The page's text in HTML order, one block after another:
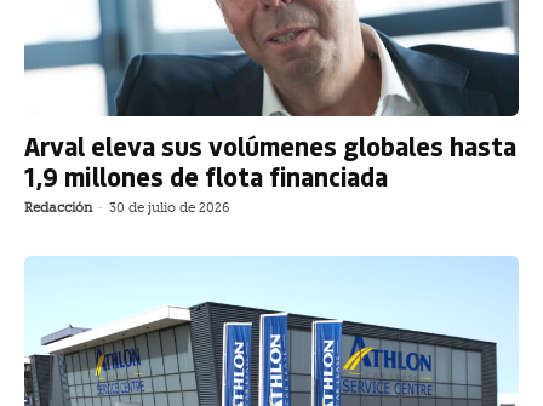
Arval eleva sus volúmenes globales hasta
1,9 millones de flota financiada
Redacción - 30 de julio de 2026